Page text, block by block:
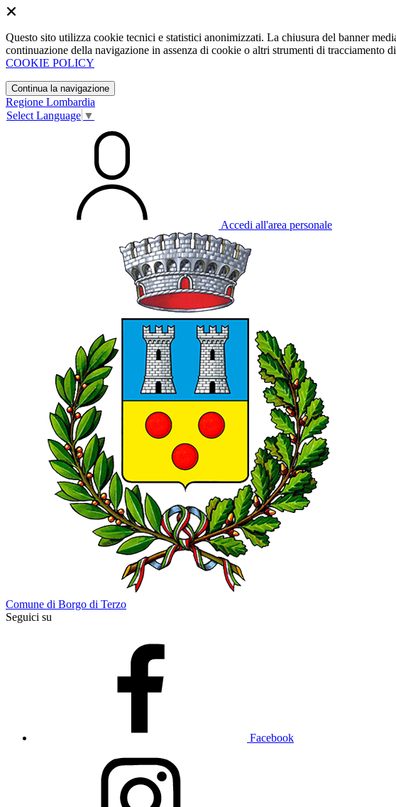
Questo sito utilizza cookie tecnici e statistici anonimizzati. La chiusura del banner
continuazione della navigazione in assenza di cookie o altri strumenti di tracciamento
COOKIE POLICY
Continua la navigazione
Regione Lombardia
Select Language ▼
Accedi all'area personale
Comune di Borgo di Terzo
Seguici su
Facebook